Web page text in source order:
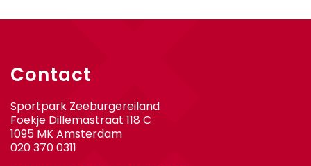
Contact
Sportpark Zeeburgereiland
Foekje Dillemastraat 118 C
1095 MK Amsterdam
020 370 0311